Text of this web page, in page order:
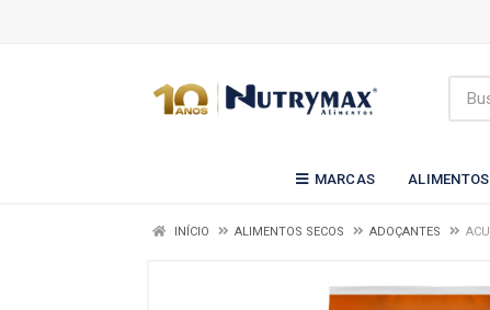
MARCAS
INÍCIO ALIMENTOS SECOS ADOÇANTES